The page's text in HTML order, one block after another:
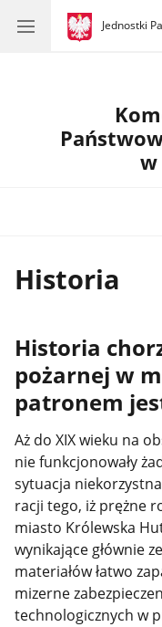
gov.pl
Jednostki
gov.pl
Jednostki
w
Historia
Historia
pożarnej w
patronem
Aż do XIX wieku na
nie funkcjonowały
sytuacja
racji tego, iż prężne
miasto Królewska
wynikające głównie
materiałów łatwo
mizerne
technologicznych w